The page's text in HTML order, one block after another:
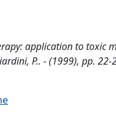
application to toxic
P.. - (1999), pp. 22-